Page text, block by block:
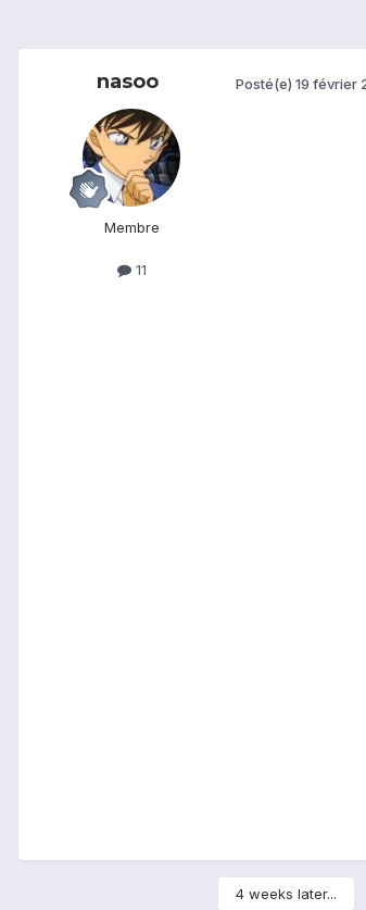
nasoo
Membre
11
Posté(e) 19 février
4 weeks later...